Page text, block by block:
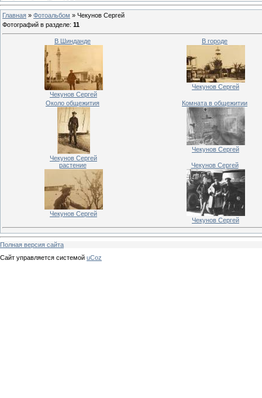
Главная » Фотоальбом » Чекунов Сергей
Фотографий в разделе: 11
В Шинданде
Чекунов Сергей
В городе
Чекунов Сергей
Около общежития
Чекунов Сергей
Комната в общежитии
Чекунов Сергей
растение
Чекунов Сергей
Чекунов Сергей
Чекунов Сергей
Полная версия сайта
Сайт управляется системой uCoz